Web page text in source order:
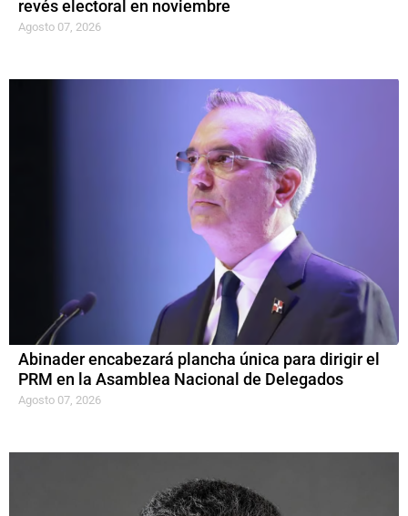
revés electoral en noviembre
Agosto 07, 2026
Abinader encabezará plancha única para dirigir el
PRM en la Asamblea Nacional de Delegados
Agosto 07, 2026